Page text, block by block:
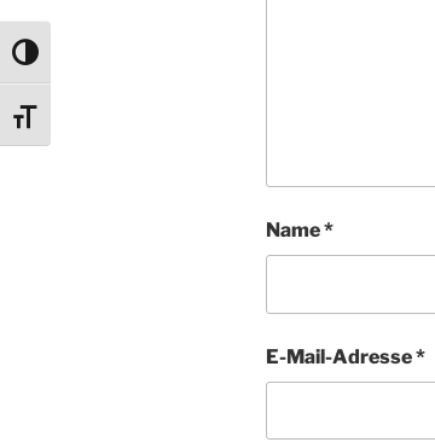
Umschalten auf hohe Kontraste
Schrift vergrößern
Name*
E-Mail-Adresse*